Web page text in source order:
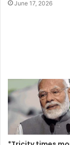
June 17, 2026